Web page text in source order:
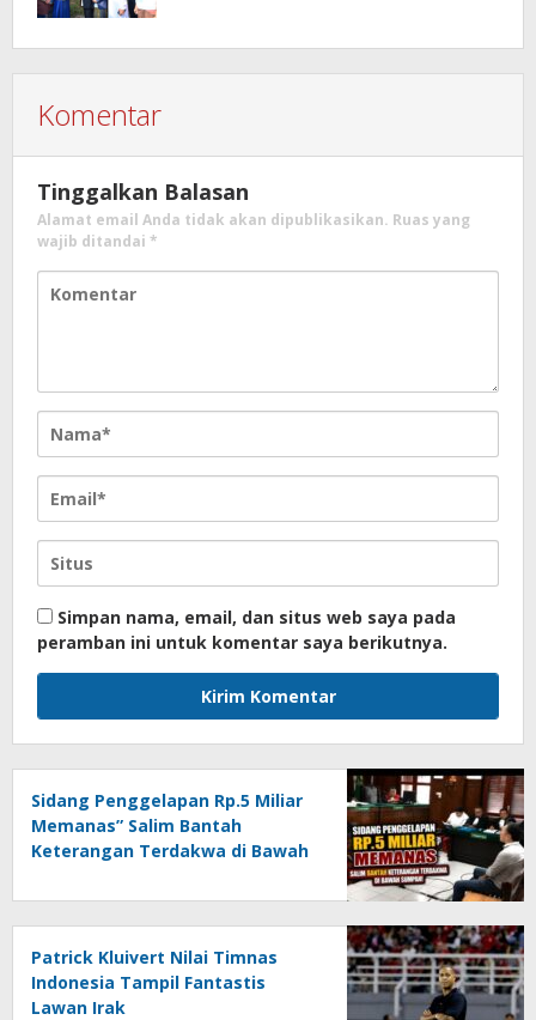
Komentar
Tinggalkan Balasan
Alamat email Anda tidak akan dipublikasikan. Ruas yang
wajib ditandai *
Simpan nama, email, dan situs web saya pada
peramban ini untuk komentar saya berikutnya.
Sidang Penggelapan Rp.5 Miliar
Memanas” Salim Bantah
Keterangan Terdakwa di Bawah
Patrick Kluivert Nilai Timnas
Indonesia Tampil Fantastis
Lawan Irak